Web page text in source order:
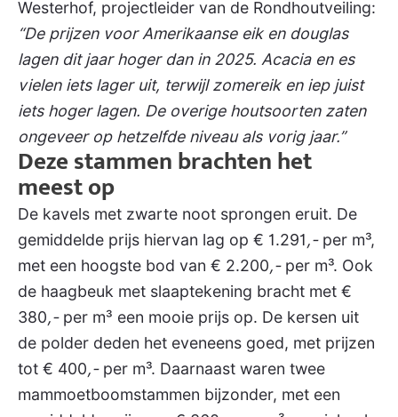
Westerhof, projectleider van de Rondhoutveiling:
“De prijzen voor Amerikaanse eik en douglas
lagen dit jaar hoger dan in 2025. Acacia en es
vielen iets lager uit, terwijl zomereik en iep juist
iets hoger lagen. De overige houtsoorten zaten
ongeveer op hetzelfde niveau als vorig jaar.”
Deze stammen brachten het
meest op
De kavels met zwarte noot sprongen eruit. De
gemiddelde prijs hiervan lag op € 1.291,-per m³,
met een hoogste bod van € 2.200,-per m³. Ook
de haagbeuk met slaaptekening bracht met €
380,-per m³ een mooie prijs op. De kersen uit
de polder deden het eveneens goed, met prijzen
tot € 400,-per m³. Daarnaast waren twee
mammoetboomstammen bijzonder, met een